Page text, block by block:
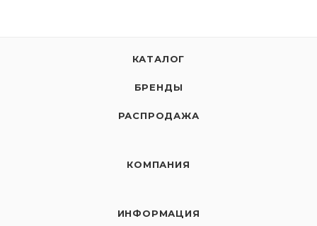
КАТАЛОГ
БРЕНДЫ
РАСПРОДАЖА
КОМПАНИЯ
ИНФОРМАЦИЯ